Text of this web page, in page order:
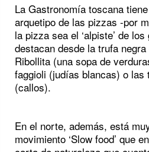
La Gastronomía toscana
arquetipo de las pizzas -por
la pizza sea el ‘alpiste’ de
destacan desde la trufa
Ribollita (una sopa de
faggioli (judías blancas) o las
(callos).
En el norte, además, está
movimiento ‘Slow food’ que